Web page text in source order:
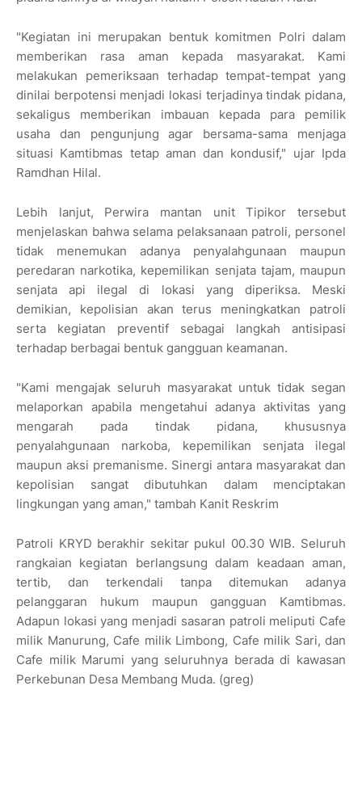
"Kegiatan ini merupakan bentuk komitmen Polri dalam
memberikan rasa aman kepada masyarakat. Kami
melakukan pemeriksaan terhadap tempat-tempat yang
dinilai berpotensi menjadi lokasi terjadinya tindak pidana,
sekaligus memberikan imbauan kepada para pemilik
usaha dan pengunjung agar bersama-sama menjaga
situasi Kamtibmas tetap aman dan kondusif," ujar Ipda
Ramdhan Hilal.
Lebih lanjut, Perwira mantan unit Tipikor tersebut
menjelaskan bahwa selama pelaksanaan patroli, personel
tidak menemukan adanya penyalahgunaan maupun
peredaran narkotika, kepemilikan senjata tajam, maupun
senjata api ilegal di lokasi yang diperiksa. Meski
demikian, kepolisian akan terus meningkatkan patroli
serta kegiatan preventif sebagai langkah antisipasi
terhadap berbagai bentuk gangguan keamanan.
"Kami mengajak seluruh masyarakat untuk tidak segan
melaporkan apabila mengetahui adanya aktivitas yang
mengarah pada tindak pidana, khususnya
penyalahgunaan narkoba, kepemilikan senjata ilegal
maupun aksi premanisme. Sinergi antara masyarakat dan
kepolisian sangat dibutuhkan dalam menciptakan
lingkungan yang aman," tambah Kanit Reskrim
Patroli KRYD berakhir sekitar pukul 00.30 WIB. Seluruh
rangkaian kegiatan berlangsung dalam keadaan aman,
tertib, dan terkendali tanpa ditemukan adanya
pelanggaran hukum maupun gangguan Kamtibmas.
Adapun lokasi yang menjadi sasaran patroli meliputi Cafe
milik Manurung, Cafe milik Limbong, Cafe milik Sari, dan
Cafe milik Marumi yang seluruhnya berada di kawasan
Perkebunan Desa Membang Muda. (greg)